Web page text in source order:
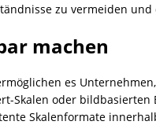
zu vermeiden
machen
es
Skalen oder
Skalenformate